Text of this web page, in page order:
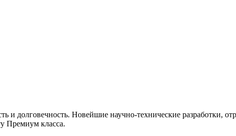
долговечность. Новейшие научно-технические разработки,
Премиум класса.